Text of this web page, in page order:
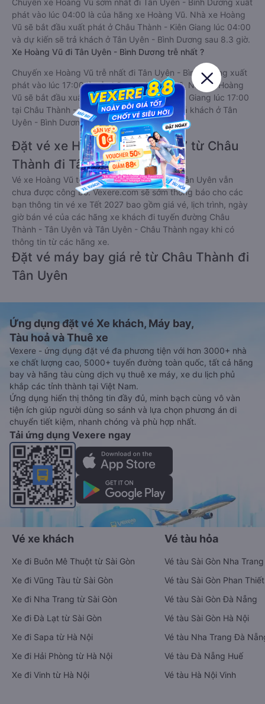
Chuyến xe Hoàng Vũ sớm nhất đi Tân Uyên - Bình Dương xuất
phát vào lúc 04:00 là của hãng xe Hoàng Vũ. Nhà xe Hoàng
Vũ sẽ bắt đầu xuất phát ở Châu Thành - Kiên Giang lúc 04:00
và dự kiến sẽ trả khách ở Tân Uyên - Bình Dương sau 8.3 giờ.
Xe Hoàng Vũ đi Tân Uyên - Bình Dương trễ nhất ?
Chuyến xe Hoàng Vũ trễ nhất đi Tân Uyên - Bình Dương xuất
phát vào lúc 17:00 là của hãng xe Hoàng Vũ. Nhà xe Hoàng
Vũ sẽ bắt đầu xuất phát ở Châu Thành - Kiên Giang lúc 17:00
tại Châu Thành - Kiên Giang và dự kiến sẽ trả khách ở Tân
Uyên - Bình Dương sau 8.3 giờ.
Đặt vé xe Hoàng Vũ Tết 2027 từ Châu
Thành đi Tân Uyên
Vé xe Hoàng Vũ tết 2027 từ Châu Thành đi Tân Uyên vẫn
chưa được công bố. Vexere.com sẽ sớm thông báo cho các
bạn thông tin vé xe Tết 2027 bao gồm giá vé, lịch trình, ngày
giờ bán vé của các hãng xe khách đi tuyến đường Châu
Thành - Tân Uyên và Tân Uyên - Châu Thành ngay khi có
thông tin từ các hãng xe.
Đặt vé máy bay giá rẻ từ Châu Thành đi
Tân Uyên
Ứng dụng đặt vé Xe khách, Máy bay,
Tàu hoả và Thuê xe
Vexere - ứng dụng đặt vé đa phương tiện với hơn 3000+ nhà
xe chất lượng cao, 5000+ tuyến đường toàn quốc, tất cả hãng
bay và hãng tàu cùng dịch vụ thuê xe máy, xe du lịch phủ
khắp các tỉnh thành tại Việt Nam.
Ứng dụng hiển thị thông tin đầy đủ, minh bạch cùng vô vàn
tiện ích giúp người dùng so sánh và lựa chọn phương án di
chuyển tiết kiệm, nhanh chóng và phù hợp nhất.
Tải ứng dụng Vexere ngay
Vé xe khách
Xe đi Buôn Mê Thuột từ Sài Gòn
Xe đi Vũng Tàu từ Sài Gòn
Xe đi Nha Trang từ Sài Gòn
Xe đi Đà Lạt từ Sài Gòn
Xe đi Sapa từ Hà Nội
Xe đi Hải Phòng từ Hà Nội
Xe đi Vinh từ Hà Nội
Vé tàu hỏa
Vé tàu Sài Gòn Nha Trang
Vé tàu Sài Gòn Phan Thiết
Vé tàu Sài Gòn Đà Nẵng
Vé tàu Sài Gòn Hà Nội
Vé tàu Nha Trang Đà
Vé tàu Đà Nẵng Huế
Vé tàu Hà Nội Vinh